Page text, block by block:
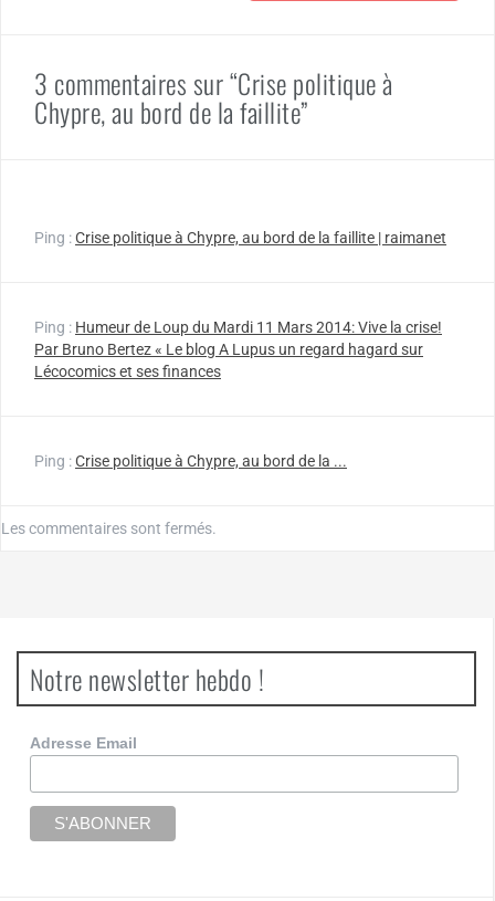
3 commentaires sur “Crise politique à
Chypre, au bord de la faillite”
Ping :Crise politique à Chypre, au bord de la faillite | raimanet
Ping : Humeur de Loup du Mardi 11 Mars 2014: Vive la crise!
Par Bruno Bertez « Le blog A Lupus un regard hagard sur
Lécocomics et ses finances
Ping :Crise politique à Chypre, au bord de la ...
Les commentaires sont fermés.
Notre newsletter hebdo !
Adresse Email